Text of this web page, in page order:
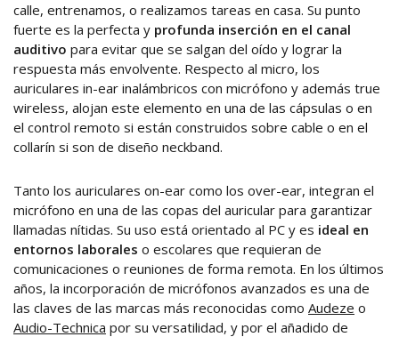
calle, entrenamos, o realizamos tareas en casa. Su punto
fuerte es la perfecta y profunda inserción en el canal
auditivo para evitar que se salgan del oído y lograr la
respuesta más envolvente. Respecto al micro, los
auriculares in-ear inalámbricos con micrófono y además true
wireless, alojan este elemento en una de las cápsulas o en
el control remoto si están construidos sobre cable o en el
collarín si son de diseño neckband.
Tanto los auriculares on-ear como los over-ear, integran el
micrófono en una de las copas del auricular para garantizar
llamadas nítidas. Su uso está orientado al PC y es ideal en
entornos laborales o escolares que requieran de
comunicaciones o reuniones de forma remota. En los últimos
años, la incorporación de micrófonos avanzados es una de
las claves de las marcas más reconocidas como Audeze o
Audio-Technica por su versatilidad, y por el añadido de